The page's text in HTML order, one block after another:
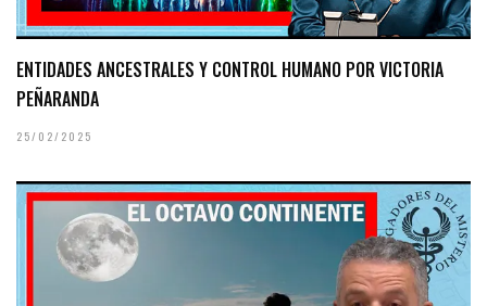
ENTIDADES ANCESTRALES Y CONTROL HUMANO POR VICTORIA
PEÑARANDA
25/02/2025